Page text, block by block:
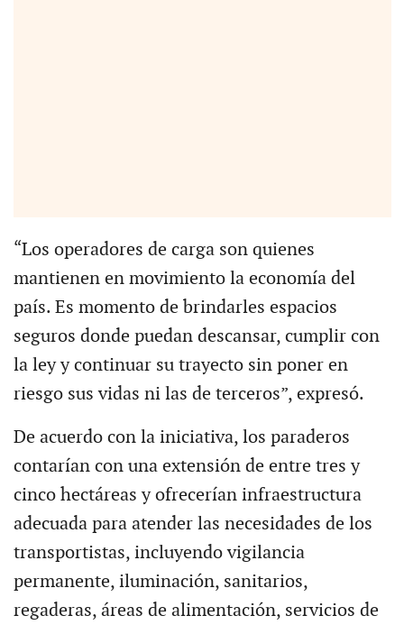
“Los operadores de carga son quienes
mantienen en movimiento la economía del
país. Es momento de brindarles espacios
seguros donde puedan descansar, cumplir con
la ley y continuar su trayecto sin poner en
riesgo sus vidas ni las de terceros”, expresó.
De acuerdo con la iniciativa, los paraderos
contarían con una extensión de entre tres y
cinco hectáreas y ofrecerían infraestructura
adecuada para atender las necesidades de los
transportistas, incluyendo vigilancia
permanente, iluminación, sanitarios,
regaderas, áreas de alimentación, servicios de